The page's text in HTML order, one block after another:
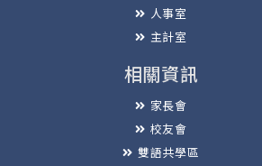
人事室
主計室
相關資訊
家長會
校友會
雙語共學區